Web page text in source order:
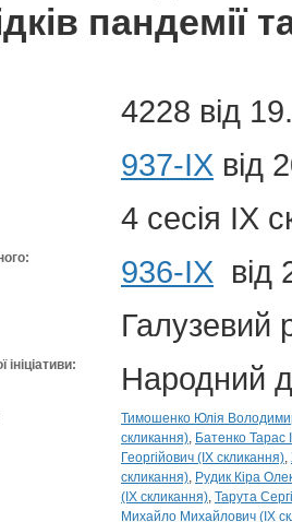
пандемії
4228 від
937-IX від
4 сесія IX
936-ІХ від
Галузевий
Народний
Тимошенко Юлія
скликання) Батенко Тарас
Георгійович (IX скликання)
скликання) Рудик Кіра
(IX скликання) Тарута
Михайло Михайлович (IX